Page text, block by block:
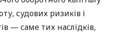
судових ризиків і
— саме тих наслідків,